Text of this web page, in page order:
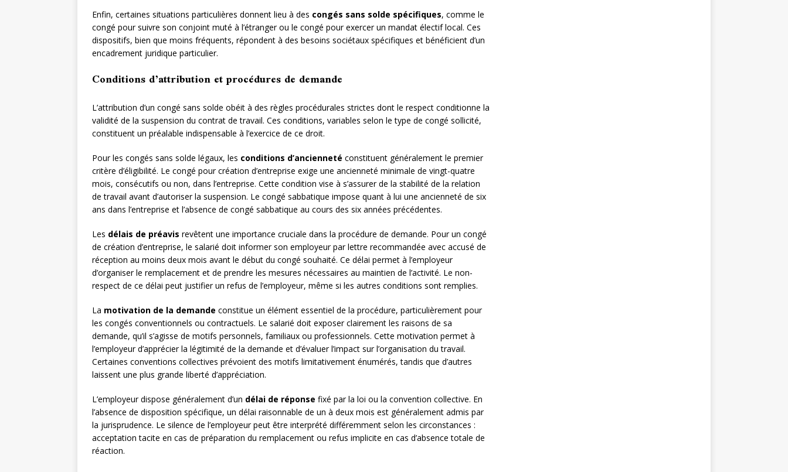
Enfin, certaines situations particulières donnent lieu à des congés sans solde spécifiques, comme le
congé pour suivre son conjoint muté à l’étranger ou le congé pour exercer un mandat électif local. Ces
dispositifs, bien que moins fréquents, répondent à des besoins sociétaux spécifiques et bénéficient d’un
encadrement juridique particulier.
Conditions d’attribution et procédures de demande
L’attribution d’un congé sans solde obéit à des règles procédurales strictes dont le respect conditionne la
validité de la suspension du contrat de travail. Ces conditions, variables selon le type de congé sollicité,
constituent un préalable indispensable à l’exercice de ce droit.
Pour les congés sans solde légaux, les conditions d’ancienneté constituent généralement le premier
critère d’éligibilité. Le congé pour création d’entreprise exige une ancienneté minimale de vingt-quatre
mois, consécutifs ou non, dans l’entreprise. Cette condition vise à s’assurer de la stabilité de la relation
de travail avant d’autoriser la suspension. Le congé sabbatique impose quant à lui une ancienneté de six
ans dans l’entreprise et l’absence de congé sabbatique au cours des six années précédentes.
Les délais de préavis revêtent une importance cruciale dans la procédure de demande. Pour un congé
de création d’entreprise, le salarié doit informer son employeur par lettre recommandée avec accusé de
réception au moins deux mois avant le début du congé souhaité. Ce délai permet à l’employeur
d’organiser le remplacement et de prendre les mesures nécessaires au maintien de l’activité. Le non-
respect de ce délai peut justifier un refus de l’employeur, même si les autres conditions sont remplies.
La motivation de la demande constitue un élément essentiel de la procédure, particulièrement pour
les congés conventionnels ou contractuels. Le salarié doit exposer clairement les raisons de sa
demande, qu’il s’agisse de motifs personnels, familiaux ou professionnels. Cette motivation permet à
l’employeur d’apprécier la légitimité de la demande et d’évaluer l’impact sur l’organisation du travail.
Certaines conventions collectives prévoient des motifs limitativement énumérés, tandis que d’autres
laissent une plus grande liberté d’appréciation.
L’employeur dispose généralement d’un délai de réponse fixé par la loi ou la convention collective. En
l’absence de disposition spécifique, un délai raisonnable de un à deux mois est généralement admis par
la jurisprudence. Le silence de l’employeur peut être interprété différemment selon les circonstances :
acceptation tacite en cas de préparation du remplacement ou refus implicite en cas d’absence totale de
réaction.